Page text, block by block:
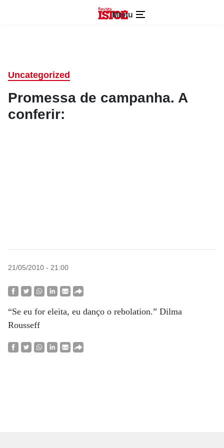
Menu
Uncategorized
Promessa de campanha. A
conferir:
21/05/2010 - 21:00
“Se eu for eleita, eu danço o rebolation.” Dilma
Rousseff